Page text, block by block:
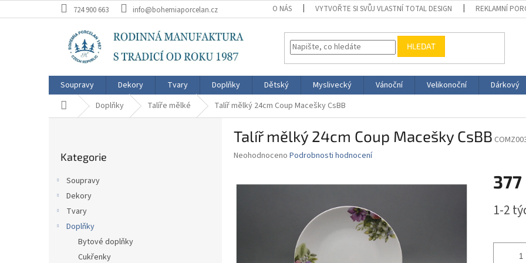
na
724 900 663 info@bohemiaporcelan.cz O NÁS VYTVOŘTE SI SVŮJ VLASTNÍ TOTAL DESIGN REKLAMNÍ
HLEDAT
Soupravy Dekory Tvary Doplňky Dětský Myslivecký Vánoční Velikonoční Dárkový
Domů Doplňky Talíře mělké Talíř mělký 24cm Coup Macešky CsBB
kategorie
Kategorie
Soupravy
Dekory
Tvary
Doplňky
Bytové doplňky
Cukřenky
Talíř mělký 24cm Coup Macešky CsBB
Průměrné
je
Neohodnoceno Podrobnosti hodnocení
377
cena:
1-2